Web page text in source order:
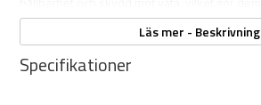
jakt i alla väder.
Läs mer - Beskrivning
Specifikationer